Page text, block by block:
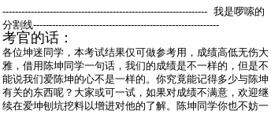
----------------------------------------------------------------- 我是啰嗦的
分割线-----------------------------------------------------------
考官的话：
各位坤迷同学，本考试结果仅可做参考用，成绩高低无伤大
雅，借用陈坤同学一句话，我们的成绩是不一样的，但是不
能说我们爱陈坤的心不是一样的。你究竟能记得多少与陈坤
有关的东西呢？大家或可一试，如果对成绩不满意，欢迎继
续在爱坤刨坑挖料以增进对他的了解。陈坤同学你也不妨一